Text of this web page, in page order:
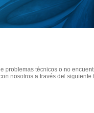
técnicos o no
nosotros a través del siguiente